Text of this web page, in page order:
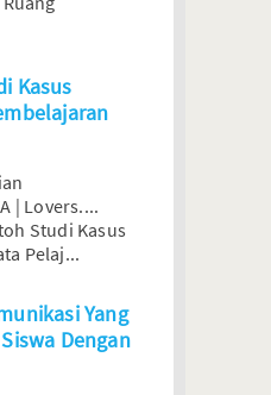
Kasus
| Lovers....
Studi Kasus
Pelaj...
Yang
Dengan